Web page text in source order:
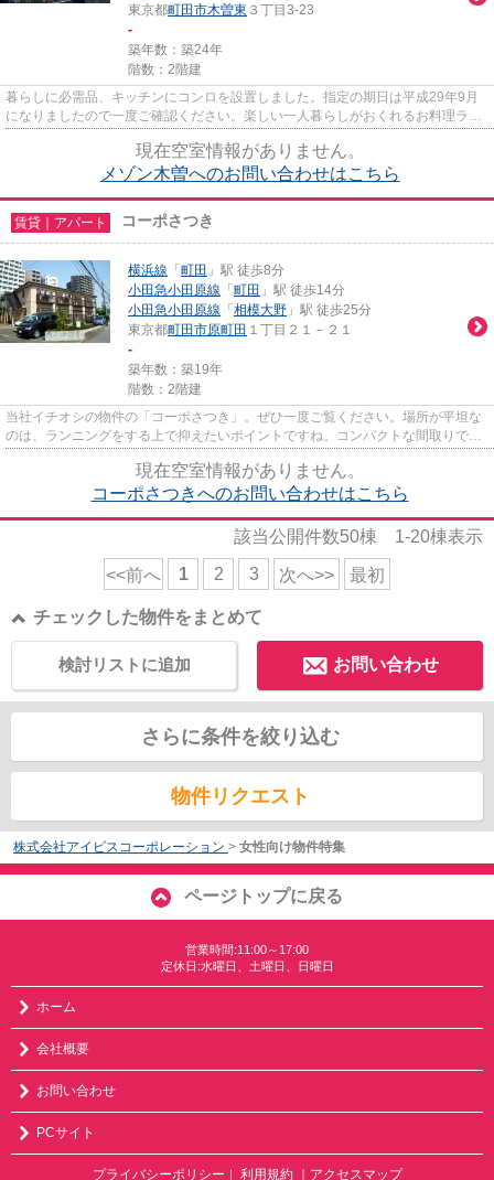
東京都町田市木曽東 ３丁目3-23
-
築年数：築24年
階数：2階建
暮らしに必需品、キッチンにコンロを設置しました。指定の期日は平成29年9月
になりましたので一度ご確認ください。楽しい一人暮らしがおくれるお料理ラク
現在空室情報がありません。
メゾン木曽へのお問い合わせはこちら
賃貸｜アパート コーポさつき
横浜線 「 町田 」駅 徒歩8分
小田急小田原線 「 町田 」駅 徒歩14分
小田急小田原線 「 相模大野 」駅 徒歩25分
東京都町田市原町田 １丁目２１－２１
-
築年数：築19年
階数：2階建
当社イチオシの物件の「コーポさつき」。ぜひ一度ご覧ください。場所が平坦な
のは、ランニングをする上で抑えたいポイントですね。コンパクトな間取りで使
現在空室情報がありません。
コーポさつきへのお問い合わせはこちら
該当公開件数50棟 1-20棟表示
<<前へ 1 2 3 次へ>> 最初
チェックした物件をまとめて
お問い合わせ
検討リストに追加
さらに条件を絞り込む
物件リクエスト
株式会社アイビスコーポレーション > 女性向け物件特集
ページトップに戻る
営業時間:11:00～17:00
定休日:水曜日、土曜日、日曜日
ホーム
会社概要
お問い合わせ
PCサイト
プライバシーポリシー ｜ 利用規約 ｜アクセスマップ